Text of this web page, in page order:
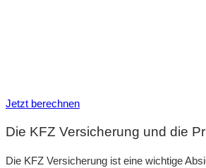
Jetzt berechnen
Die KFZ Versicherung und die
Die KFZ Versicherung ist eine wichtige